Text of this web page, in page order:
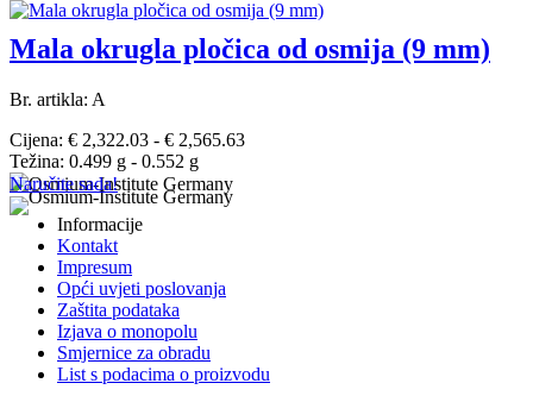
Mala okrugla pločica od osmija (9 mm)
Br. artikla: A
Cijena: € 2,322.03 - € 2,565.63
Težina: 0.499 g - 0.552 g
Naručite sada!
Informacije
Kontakt
Impresum
Opći uvjeti poslovanja
Zaštita podataka
Izjava o monopolu
Smjernice za obradu
List s podacima o proizvodu